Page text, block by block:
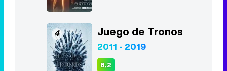
4 Juego de Tronos
2011 - 2019
8,2